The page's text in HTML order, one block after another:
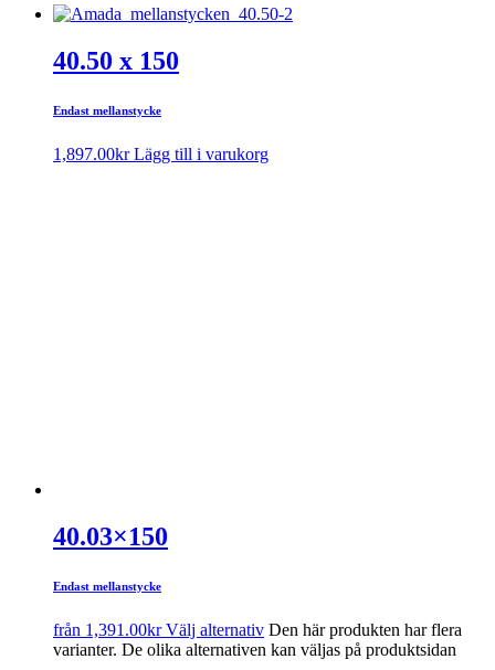
40.50 x 150
Endast mellanstycke
1,897.00kr Lägg till i varukorg
40.03×150
Endast mellanstycke
från 1,391.00kr Välj alternativ Den här produkten har flera
varianter. De olika alternativen kan väljas på produktsidan